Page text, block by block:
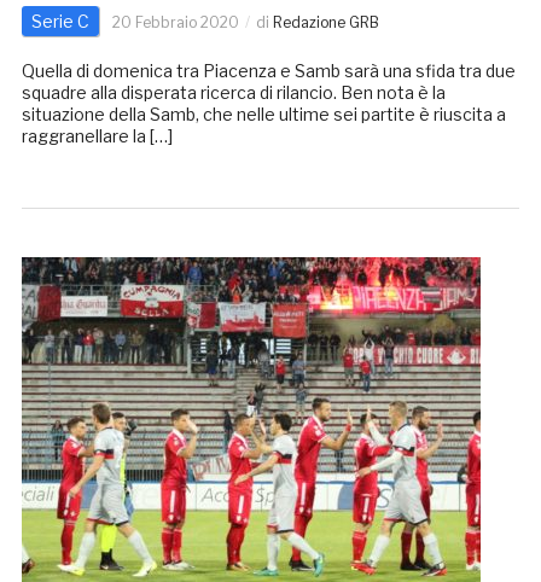
Serie C 20 Febbraio 2020 di Redazione GRB
Quella di domenica tra Piacenza e Samb sarà una sfida tra due
squadre alla disperata ricerca di rilancio. Ben nota è la
situazione della Samb, che nelle ultime sei partite è riuscita a
raggranellare la […]